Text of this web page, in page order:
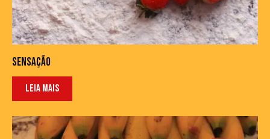
SENSAÇÃO
LEIA MAIS